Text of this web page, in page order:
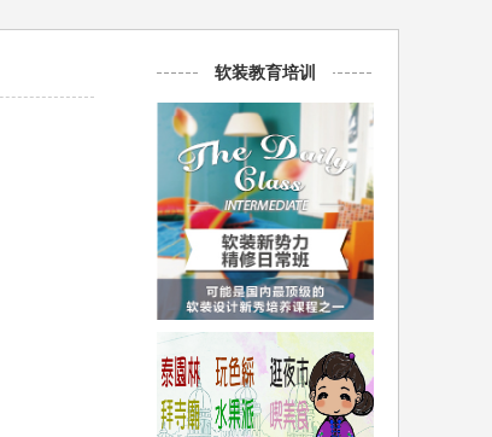
软装教育培训